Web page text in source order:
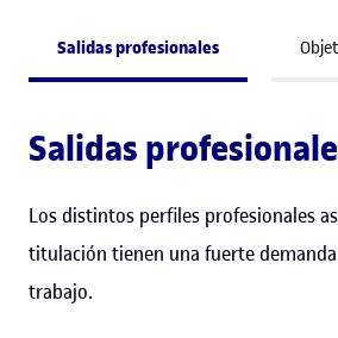
Salidas profesionales
Salidas
Los distintos perfiles profesionales
titulación tienen una fuerte
trabajo.